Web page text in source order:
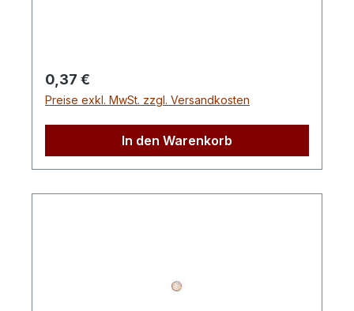
Regulärer Preis:
0,37 €
Preise exkl. MwSt. zzgl. Versandkosten
In den Warenkorb